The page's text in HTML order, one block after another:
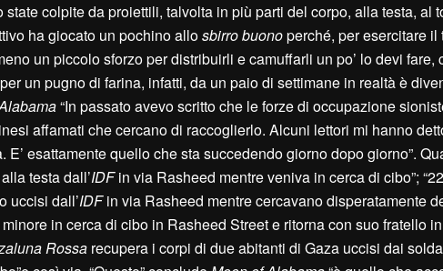
colpite da proiettili, talvolta in più parti del corpo, alla testa, al
ha giocato un pochino allosbirro buonoperché, per esercitare il
un piccolo sforzo per distribuirli e camuffarli un po’ lo devi fare,
un pugno di farina, infatti, da un paio di settimane in realtà è
“In passato avevo scritto che le forze di occupazione
affamati che cercano di raccoglierlo. Alcuni lettori mi hanno
E’ esattamente quello che sta succedendo giorno dopo giorno”.
testa dall’IDFin via Rasheed mentre veniva in cerca di cibo”;
uccisi dall’IDFin via Rasheed mentre cercavano disperatamente
in cerca di cibo in Rasheed Street e ritorna con suo fratello
Rossa recupera i corpi di due abitanti di Gaza uccisi dai